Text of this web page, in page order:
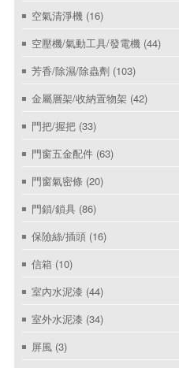
空氣清淨機 (16)
空壓機/氣動工具/發電機 (44)
芳香/除濕/除蟲劑 (103)
金屬層架/收納置物架 (42)
門把/握把 (33)
門窗五金配件 (63)
門窗氣密條 (20)
門鎖/鎖具 (86)
保險絲/插頭 (16)
信箱 (10)
室內水泥漆 (44)
室外水泥漆 (34)
屏風 (3)